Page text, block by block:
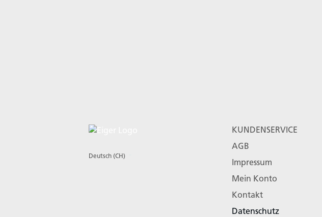
Deutsch (CH)
KUNDENSERVICE
AGB
Impressum
Mein Konto
Kontakt
Datenschutz